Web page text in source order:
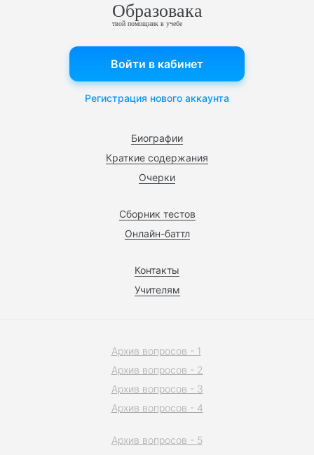
Образовака
твой помощник в учебе
Биографии
Краткие содержания
Очерки
Сборник тестов
Онлайн-баттл
Контакты
Учителям
Войти в кабинет
Регистрация нового аккаунта
Архив вопросов - 1
Архив вопросов - 2
Архив вопросов - 3
Архив вопросов - 4
Архив вопросов - 5